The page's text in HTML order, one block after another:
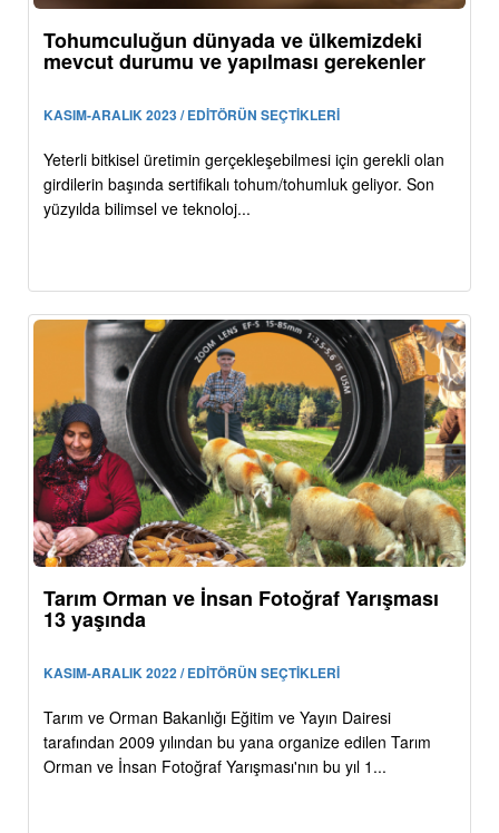
Tohumculuğun dünyada ve ülkemizdeki
mevcut durumu ve yapılması gerekenler
KASIM-ARALIK 2023 / EDİTÖRÜN SEÇTİKLERİ
Yeterli bitkisel üretimin gerçekleşebilmesi için gerekli olan
girdilerin başında sertifikalı tohum/tohumluk geliyor. Son
yüzyılda bilimsel ve teknoloj...
Tarım Orman ve İnsan Fotoğraf Yarışması
13 yaşında
KASIM-ARALIK 2022 / EDİTÖRÜN SEÇTİKLERİ
Tarım ve Orman Bakanlığı Eğitim ve Yayın Dairesi
tarafından 2009 yılından bu yana organize edilen Tarım
Orman ve İnsan Fotoğraf Yarışması'nın bu yıl 1...